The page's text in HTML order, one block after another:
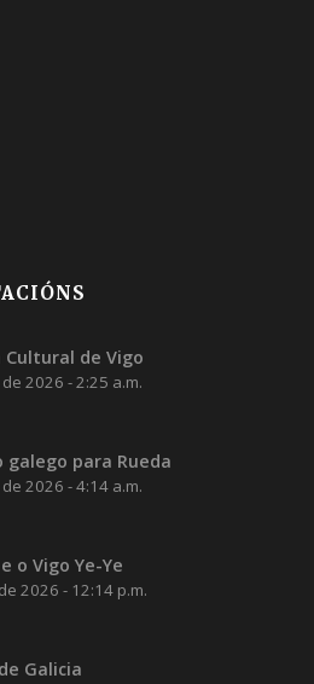
Cultural de Vigo
2026 - 2:25 a.m.
galego para Rueda
2026 - 4:14 a.m.
o Vigo Ye-Ye
2026 - 12:14 p.m.
Galicia